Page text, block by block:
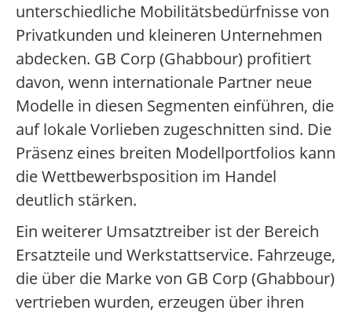
unterschiedliche Mobilitätsbedürfnisse von
Privatkunden und kleineren Unternehmen
abdecken. GB Corp (Ghabbour) profitiert
davon, wenn internationale Partner neue
Modelle in diesen Segmenten einführen, die
auf lokale Vorlieben zugeschnitten sind. Die
Präsenz eines breiten Modellportfolios kann
die Wettbewerbsposition im Handel
deutlich stärken.
Ein weiterer Umsatztreiber ist der Bereich
Ersatzteile und Werkstattservice. Fahrzeuge,
die über die Marke von GB Corp (Ghabbour)
vertrieben wurden, erzeugen über ihren